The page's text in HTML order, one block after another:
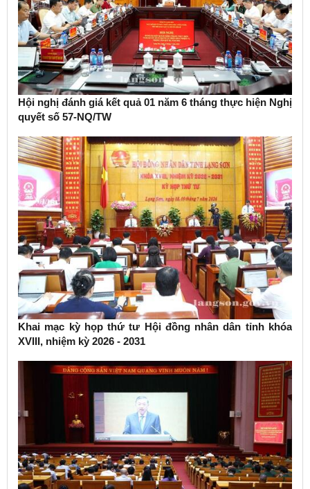
Hội nghị đánh giá kết quả 01 năm 6 tháng thực hiện Nghị
quyết số 57-NQ/TW
Khai mạc kỳ họp thứ tư Hội đồng nhân dân tỉnh khóa
XVIII, nhiệm kỳ 2026 - 2031